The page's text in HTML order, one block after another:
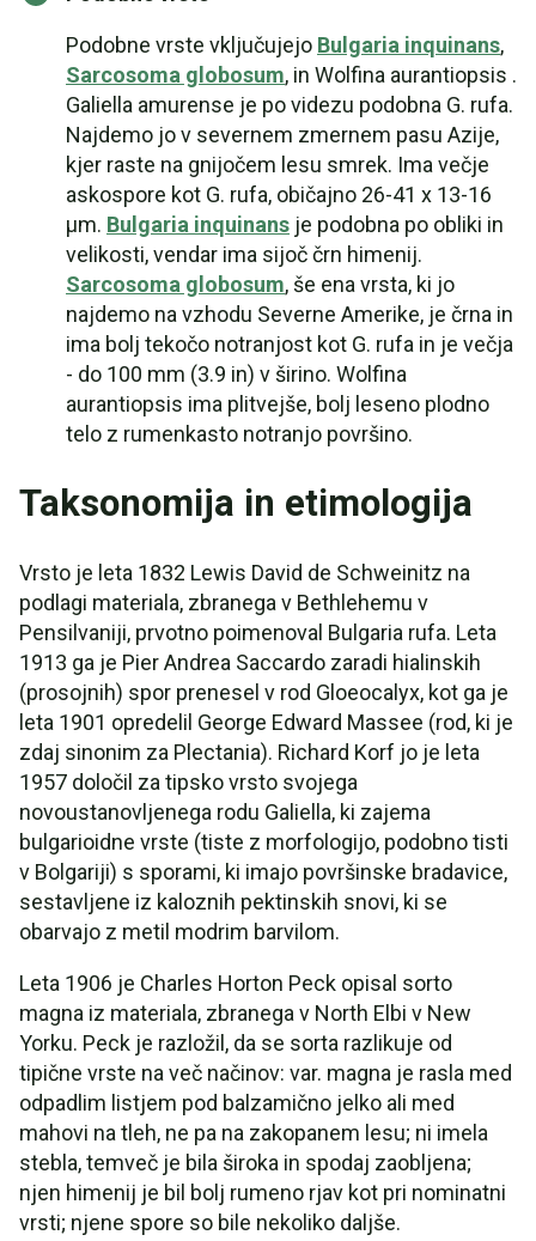
Podobne vrste vključujejo Bulgaria inquinans,
Sarcosoma globosum, in Wolfina aurantiopsis .
Galiella amurense je po videzu podobna G. rufa.
Najdemo jo v severnem zmernem pasu Azije,
kjer raste na gnijočem lesu smrek. Ima večje
askospore kot G. rufa, običajno 26-41 x 13-16
µm. Bulgaria inquinans je podobna po obliki in
velikosti, vendar ima sijoč črn himenij.
Sarcosoma globosum, še ena vrsta, ki jo
najdemo na vzhodu Severne Amerike, je črna in
ima bolj tekočo notranjost kot G. rufa in je večja
- do 100 mm (3.9 in) v širino. Wolfina
aurantiopsis ima plitvejše, bolj leseno plodno
telo z rumenkasto notranjo površino.
Taksonomija in etimologija
Vrsto je leta 1832 Lewis David de Schweinitz na
podlagi materiala, zbranega v Bethlehemu v
Pensilvaniji, prvotno poimenoval Bulgaria rufa. Leta
1913 ga je Pier Andrea Saccardo zaradi hialinskih
(prosojnih) spor prenesel v rod Gloeocalyx, kot ga je
leta 1901 opredelil George Edward Massee (rod, ki je
zdaj sinonim za Plectania). Richard Korf jo je leta
1957 določil za tipsko vrsto svojega
novoustanovljenega rodu Galiella, ki zajema
bulgarioidne vrste (tiste z morfologijo, podobno tisti
v Bolgariji) s sporami, ki imajo površinske bradavice,
sestavljene iz kaloznih pektinskih snovi, ki se
obarvajo z metil modrim barvilom.
Leta 1906 je Charles Horton Peck opisal sorto
magna iz materiala, zbranega v North Elbi v New
Yorku. Peck je razložil, da se sorta razlikuje od
tipične vrste na več načinov: var. magna je rasla med
odpadlim listjem pod balzamično jelko ali med
mahovi na tleh, ne pa na zakopanem lesu; ni imela
stebla, temveč je bila široka in spodaj zaobljena;
njen himenij je bil bolj rumeno rjav kot pri nominatni
vrsti; njene spore so bile nekoliko daljše.